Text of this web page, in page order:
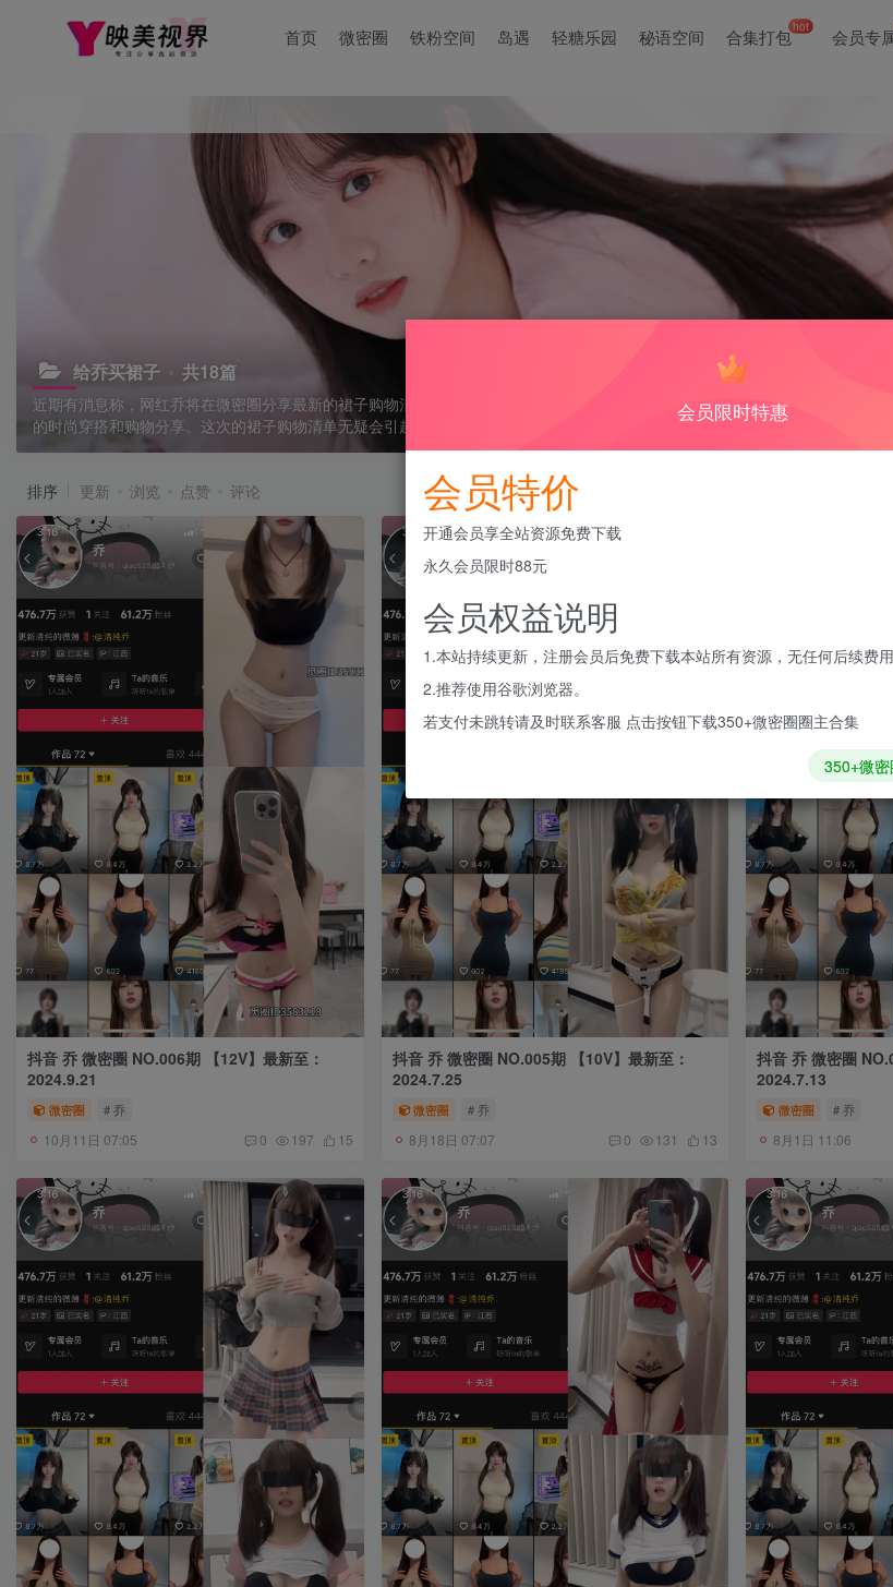
首页 微密圈 铁粉空间 岛遇 轻糖乐园 秘语空间 合集打包hot 会员专
给乔买裙子 共18篇
近期有消息称，网红乔将在微密圈分享最新的裙子购物清单，粉丝们纷纷表示期待。乔经常在抖音和微密圈发布视频和照片，
的时尚穿搭和购物分享。这次的裙子购物清单无疑会引起大家的热烈讨论，让人期待不已。
排序 更新 浏览 点赞 评论
抖音 乔 微密圈 NO.006期 【12V】最新至：
2024.9.21
微密圈 # 乔
10月11日 07:05 0 197 15
抖音 乔 微密圈 NO.005期 【10V】最新至：
2024.7.25
微密圈 # 乔
8月18日 07:07 0 131 13
抖音 乔 微密圈
2024.7.13
微密圈 # 乔
8月1日 11:06
会员限时特惠
会员特价
开通会员享全站资源免费下载
永久会员限时88元
会员权益说明
1.本站持续更新，注册会员后免费下载本站所有资源，无任何后续费用
2.推荐使用谷歌浏览器。
若支付未跳转请及时联系客服 点击按钮下载350+微密圈圈主合集
350+微